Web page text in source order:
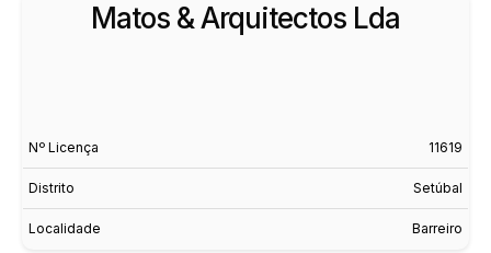
Matos & Arquitectos Lda
Nº Licença 11619
Distrito Setúbal
Localidade Barreiro